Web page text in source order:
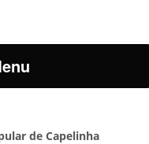
de Capelinha